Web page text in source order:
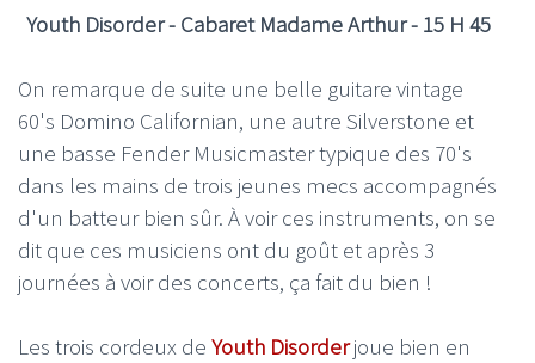
Youth Disorder - Cabaret Madame Arthur - 15 H 45
On remarque de suite une belle guitare vintage
60's Domino Californian, une autre Silverstone et
une basse Fender Musicmaster typique des 70's
dans les mains de trois jeunes mecs accompagnés
d'un batteur bien sûr. À voir ces instruments, on se
dit que ces musiciens ont du goût et après 3
journées à voir des concerts, ça fait du bien !
Les trois cordeux de Youth Disorderjoue bien en